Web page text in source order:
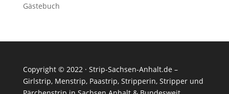
Gästebuch
Copyright © 2022 · Strip-Sachsen-Anhalt.de –
Girlstrip, Menstrip, Paastrip, Stripperin, Stripper und